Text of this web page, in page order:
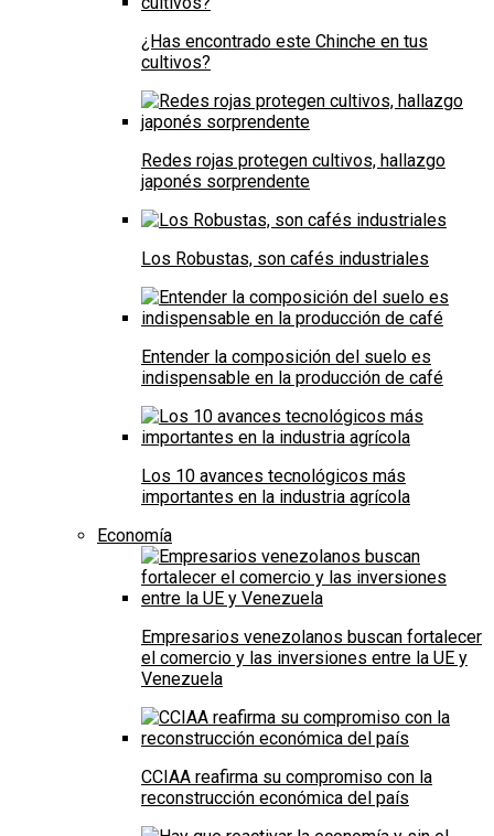
¿Has encontrado este Chinche en tus
cultivos?
Redes rojas protegen cultivos, hallazgo
japonés sorprendente
Los Robustas, son cafés industriales
Entender la composición del suelo es
indispensable en la producción de café
Los 10 avances tecnológicos más
importantes en la industria agrícola
Economía
Empresarios venezolanos buscan fortalecer
el comercio y las inversiones entre la UE y
Venezuela
CCIAA reafirma su compromiso con la
reconstrucción económica del país